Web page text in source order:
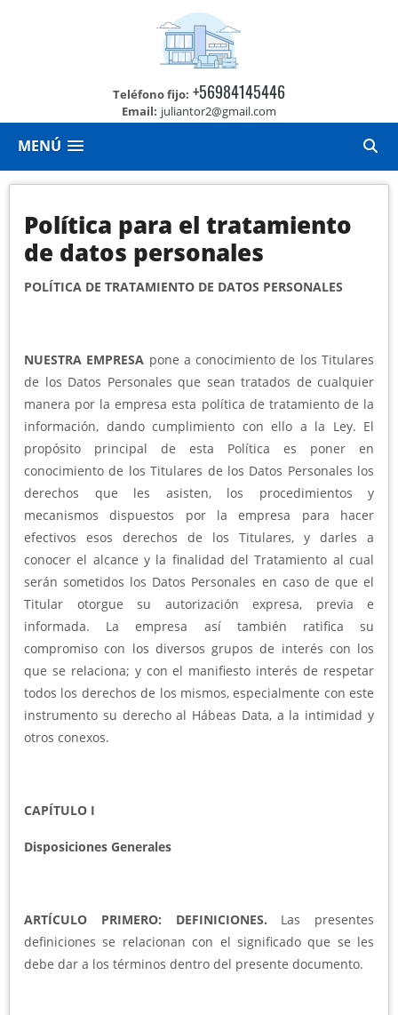
Teléfono fijo: +56984145446
Email: juliantor2@gmail.com
MENÚ
Política para el tratamiento
de datos personales
POLÍTICA DE TRATAMIENTO DE DATOS PERSONALES
NUESTRA EMPRESA pone a conocimiento de los Titulares
de los Datos Personales que sean tratados de cualquier
manera por la empresa esta política de tratamiento de la
información, dando cumplimiento con ello a la Ley. El
propósito principal de esta Política es poner en
conocimiento de los Titulares de los Datos Personales los
derechos que les asisten, los procedimientos y
mecanismos dispuestos por la empresa para hacer
efectivos esos derechos de los Titulares, y darles a
conocer el alcance y la finalidad del Tratamiento al cual
serán sometidos los Datos Personales en caso de que el
Titular otorgue su autorización expresa, previa e
informada. La empresa así también ratifica su
compromiso con los diversos grupos de interés con los
que se relaciona; y con el manifiesto interés de respetar
todos los derechos de los mismos, especialmente con este
instrumento su derecho al Hábeas Data, a la intimidad y
otros conexos.
CAPÍTULO I
Disposiciones Generales
ARTÍCULO PRIMERO: DEFINICIONES. Las presentes
definiciones se relacionan con el significado que se les
debe dar a los términos dentro del presente documento.